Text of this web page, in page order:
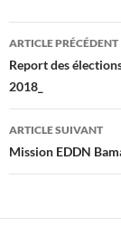
Navigation
des
articles
ARTICLE PRÉCÉDENT
Report des
2018_
ARTICLE SUIVANT
Mission EDDN